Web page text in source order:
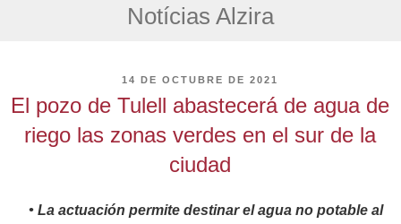
Notícias Alzira
PUBLICADO
14 DE OCTUBRE DE 2021
El pozo de Tulell abastecerá de agua de
riego las zonas verdes en el sur de la
ciudad
• La actuación permite destinar el agua no potable al